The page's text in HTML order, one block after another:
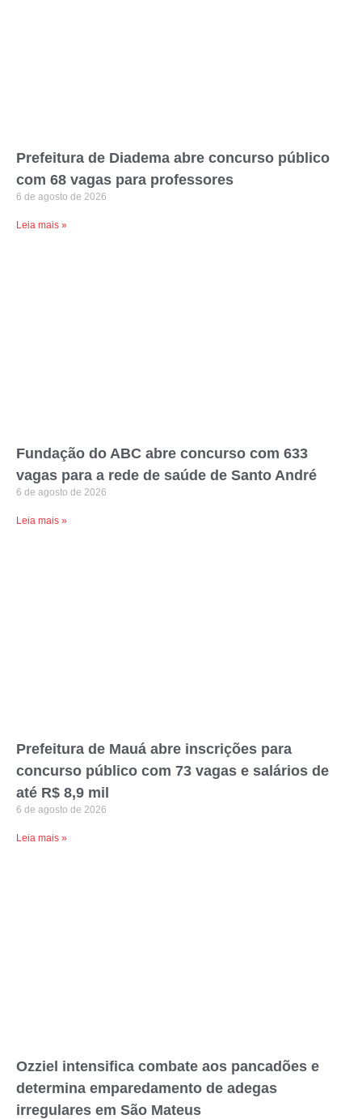
Prefeitura de Diadema abre concurso público
com 68 vagas para professores
6 de agosto de 2026
Leia mais »
Fundação do ABC abre concurso com 633
vagas para a rede de saúde de Santo André
6 de agosto de 2026
Leia mais »
Prefeitura de Mauá abre inscrições para
concurso público com 73 vagas e salários de
até R$ 8,9 mil
6 de agosto de 2026
Leia mais »
Ozziel intensifica combate aos pancadões e
determina emparedamento de adegas
irregulares em São Mateus